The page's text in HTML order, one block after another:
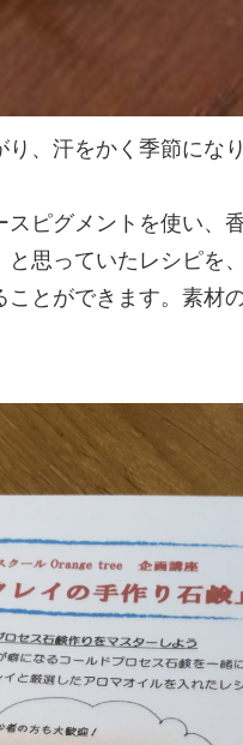
、汗をかく季節にな
ピグメントを使い、
思っていたレシピを
とができます。素材